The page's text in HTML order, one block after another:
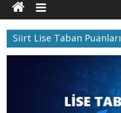
Siirt Lise Taban Puanları